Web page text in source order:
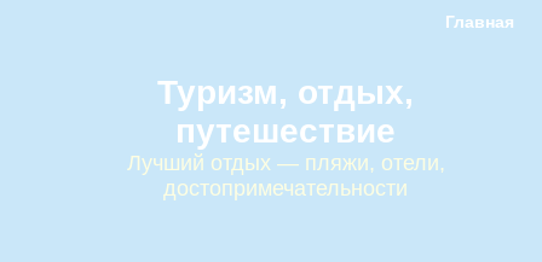
Главная
Туризм, отдых,
путешествие
Лучший отдых — пляжи, отели,
достопримечательности